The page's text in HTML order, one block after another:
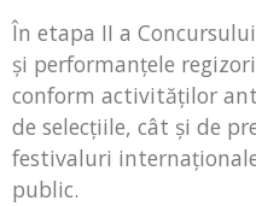
În etapa II a
și performanțele
conform activităților
de selecțiile, cât și de
festivaluri
public.